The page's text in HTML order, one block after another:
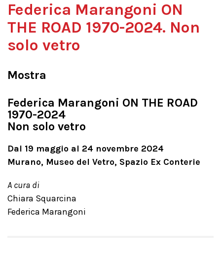
Federica Marangoni ON
THE ROAD 1970-2024. Non
solo vetro
Mostra
Federica Marangoni ON THE ROAD
1970-2024
Non solo vetro
Dal 19 maggio al 24 novembre 2024
Murano, Museo del Vetro, Spazio Ex Conterie
A cura di
Chiara Squarcina
Federica Marangoni